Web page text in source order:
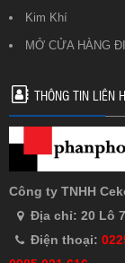
Kim Khí
MỞ CỬA HÀNG
THÔNG TIN LIÊN
Công ty TNHH
Địa chỉ: 20 Lô
Điện thoại: